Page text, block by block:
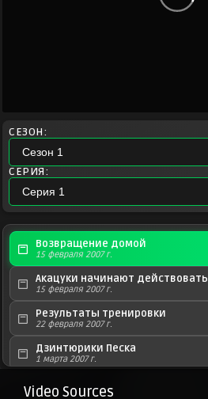
СЕЗОН:
СЕРИЯ:
Возвращение домой
15 февраля 2007 г.
Акацуки начинают действовать
15 февраля 2007 г.
Результаты тренировки
22 февраля 2007 г.
Дзинтюрики Песка
1 марта 2007 г.
Как Кадзэкагэ...!
15 марта 2007 г.
Video Sources